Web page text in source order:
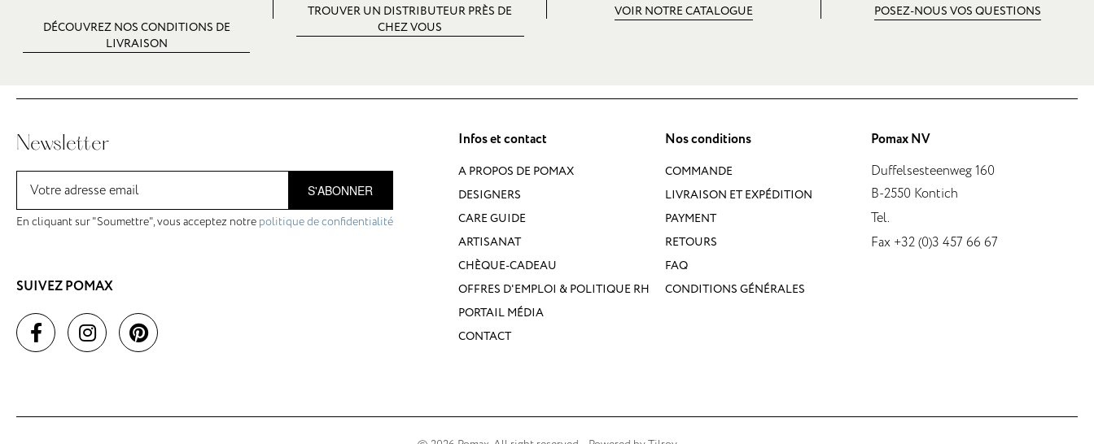
DÉCOUVREZ NOS CONDITIONS DE
LIVRAISON
TROUVER UN DISTRIBUTEUR PRÈS DE
CHEZ VOUS
VOIR NOTRE CATALOGUE POSEZ-NOUS VOS QUESTIONS
Newsletter
S'ABONNER
En cliquant sur "Soumettre", vous acceptez notre politique de confidentialité
SUIVEZ POMAX
Infos et contact
A PROPOS DE POMAX
DESIGNERS
CARE GUIDE
ARTISANAT
CHÈQUE-CADEAU
OFFRES D'EMPLOI & POLITIQUE RH
PORTAIL MÉDIA
CONTACT
Nos conditions
COMMANDE
LIVRAISON ET EXPÉDITION
PAYMENT
RETOURS
FAQ
CONDITIONS GÉNÉRALES
Pomax NV
Duffelsesteenweg 160
B-2550 Kontich
Tel.
Fax +32 (0)3 457 66 67